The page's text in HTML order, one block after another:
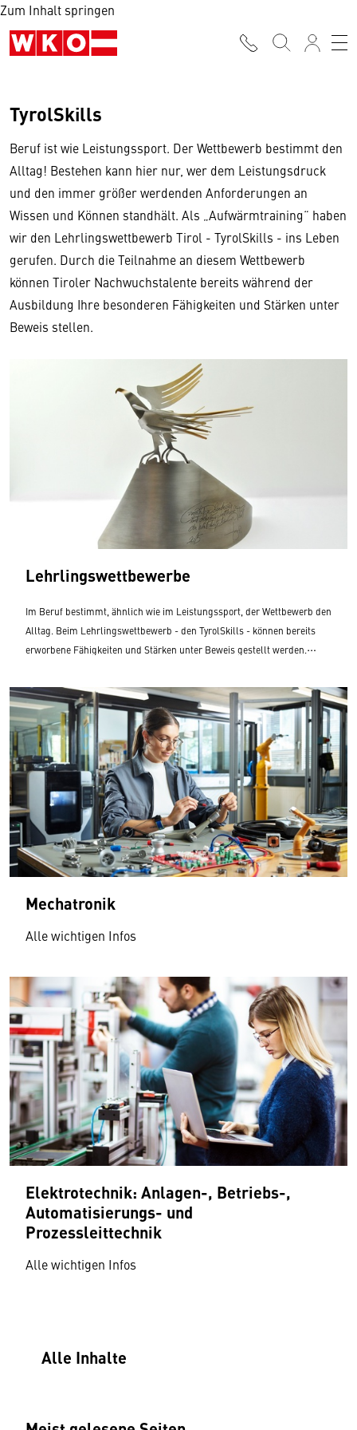
Zum Inhalt springen
TyrolSkills
Beruf ist wie Leistungssport. Der Wettbewerb bestimmt den
Alltag! Bestehen kann hier nur, wer dem Leistungsdruck
und den immer größer werdenden Anforderungen an
Wissen und Können standhält. Als „Aufwärmtraining“ haben
wir den Lehrlingswettbewerb Tirol - TyrolSkills - ins Leben
gerufen. Durch die Teilnahme an diesem Wettbewerb
können Tiroler Nachwuchstalente bereits während der
Ausbildung Ihre besonderen Fähigkeiten und Stärken unter
Beweis stellen.
Lehrlingswettbewerbe
Im Beruf bestimmt, ähnlich wie im Leistungssport, der Wettbewerb den
Alltag. Beim Lehrlingswettbewerb - den TyrolSkills - können bereits
erworbene Fähigkeiten und Stärken unter Beweis gestellt werden.
Wettbewerb.
Mechatronik
Alle wichtigen Infos
Elektrotechnik: Anlagen-, Betriebs-,
Automatisierungs- und
Prozessleittechnik
Alle wichtigen Infos
Alle Inhalte